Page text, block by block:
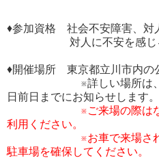
♦参加資格 社会不安障害、対
対人に不安を感じる
♦開催場所 東京都立川市内の
※詳しい場所は、参加
日前日までにお知らせします。
※ご来場の際は
利用ください。
※お車で来場さ
駐車場を確保してください。